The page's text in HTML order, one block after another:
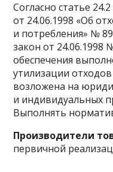
Согласностатье
от 24.06.1998 «Об
и потребления» №
закон от 24.06.1998
обеспечения
утилизации
возложена на
и индивидуальных
Выполнять
Производители
первичной